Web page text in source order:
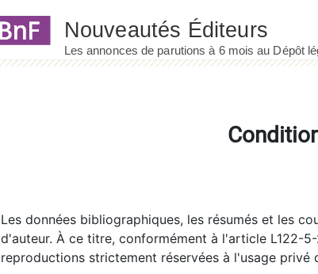
Les données bibliographiques, les résumés et les
d'auteur. À ce titre, conformément à l'article L122-
reproductions strictement réservées à l'usage